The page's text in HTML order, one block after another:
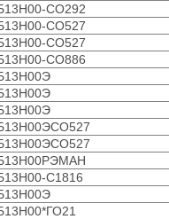
СО292
СО527
СО527
СО886
С1816